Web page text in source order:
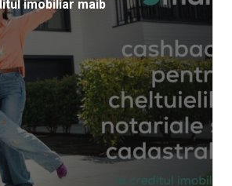
imobiliar maib